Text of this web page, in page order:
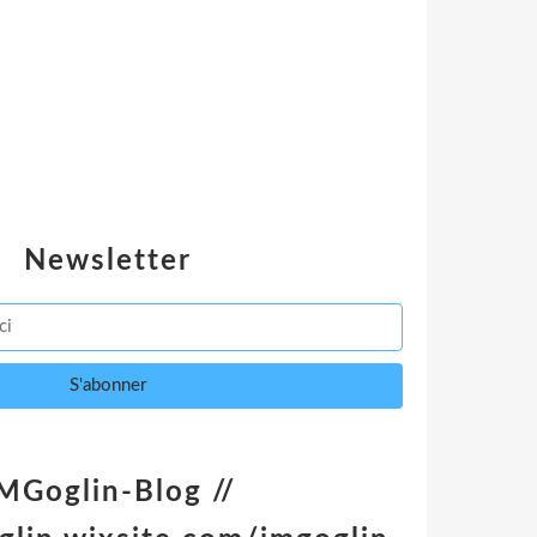
Newsletter
Blog //